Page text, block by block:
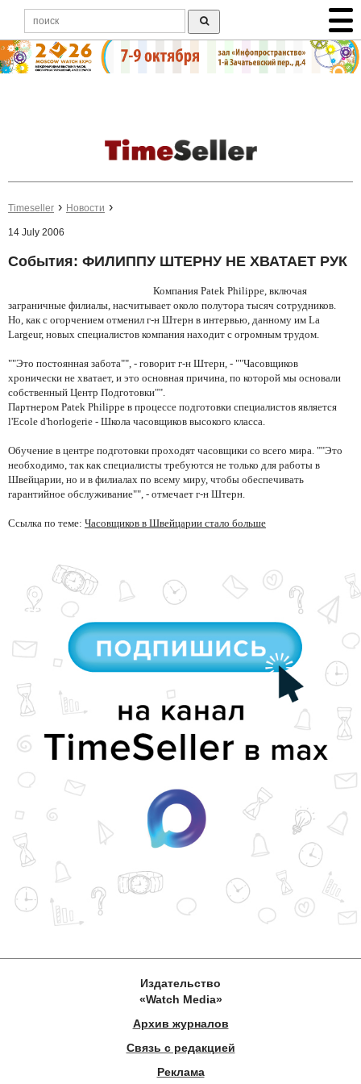
Timeseller Новости
14 July 2006
События: ФИЛИППУ ШТЕРНУ НЕ ХВАТАЕТ РУК
Компания Patek Philippe, включая
заграничные филиалы, насчитывает около полутора тысяч сотрудников.
Но, как с огорчением отменил г-н Штерн в интервью, данному им La
Largeur, новых специалистов компания находит с огромным трудом.
""Это постоянная забота"", - говорит г-н Штерн, - ""Часовщиков
хронически не хватает, и это основная причина, по которой мы основали
собственный Центр Подготовки"".
Партнером Patek Philippe в процессе подготовки специалистов является
l'Ecole d'horlogerie - Школа часовщиков высокого класса.
Обучение в центре подготовки проходят часовщики со всего мира. ""Это
необходимо, так как специалисты требуются не только для работы в
Швейцарии, но и в филиалах по всему миру, чтобы обеспечивать
гарантийное обслуживание"", - отмечает г-н Штерн.
Ссылка по теме: Часовщиков в Швейцарии стало больше
Издательство
«Watch Media»
Архив журналов
Связь с редакцией
Реклама